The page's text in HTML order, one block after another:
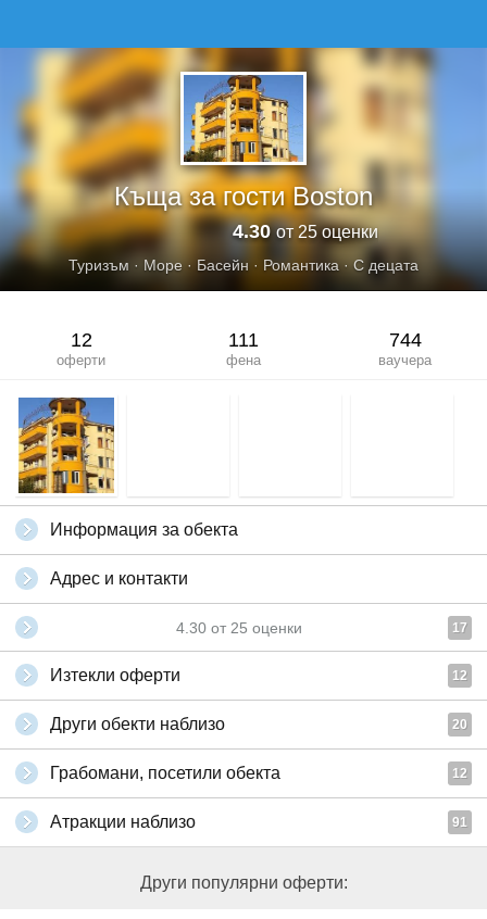
Къща за гости Boston
4.30от 25 оценки
Туризъм · Море · Басейн · Романтика·С децата
12
оферти
111
фена
744
ваучера
Информация за обекта
Адрес и контакти
4.30 от 25 оценки 17
Изтекли оферти 12
Други обекти наблизо 20
Грабомани, посетили обекта 12
Атракции наблизо 91
Други популярни оферти: